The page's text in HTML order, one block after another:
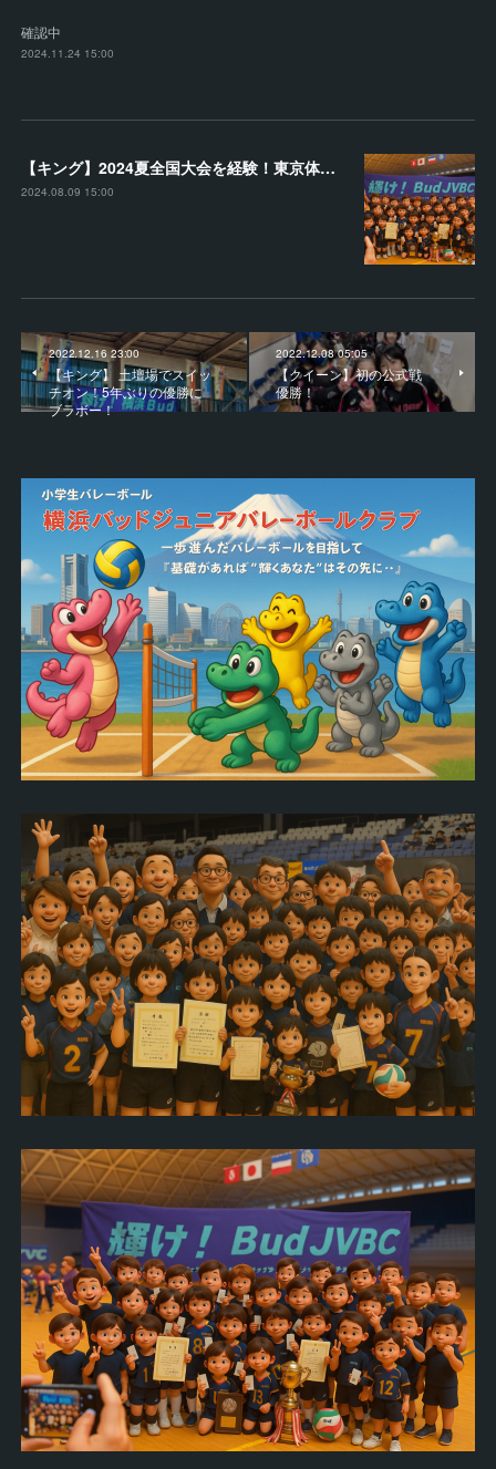
確認中
2024.11.24 15:00
【キング】2024夏全国大会を経験！東京体育館で堂々とプレー
2024.08.09 15:00
2022.12.16 23:00
【キング】 土壇場でスイッ
チオン！5年ぶりの優勝に
ブラボー！
2022.12.08 05:05
【クイーン】初の公式戦
優勝！